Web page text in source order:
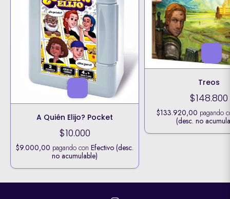
A Quién Elijo? Pocket
$10.000
$9.000,00 pagando conEfectivo (desc.
no acumulable)
Treos
$148.800
$133.920,00 pagando
(desc. no